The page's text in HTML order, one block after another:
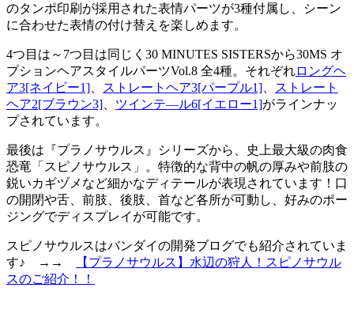
のタンポ印刷が採用された表情パーツが3種付属し、シーン
に合わせた表情の付け替えを楽しめます。
4つ目は～7つ目は同じく30 MINUTES SISTERSから30MS オ
プションヘアスタイルパーツVol.8 全4種。それぞれロングヘ
ア3[ネイビー1]
ストレートヘア3[パープル1]
ストレート
ヘア2[ブラウン3]
ツインテ―ル6[イエロー1]がラインナッ
プされています。
最後は『プラノサウルス』シリーズから、史上最大級の肉食
恐竜「スピノサウルス」。特徴的な背中の帆の厚みや前肢の
鋭いカギヅメなど細かなディテールが表現されています！口
の開閉や舌、前肢、後肢、首など各所が可動し、好みのポー
ジングでディスプレイが可能です。
スピノサウルスはバンダイの開発ブログでも紹介されていま
す♪ →→
【プラノサウルス】水辺の狩人！スピノサウル
スのご紹介！！